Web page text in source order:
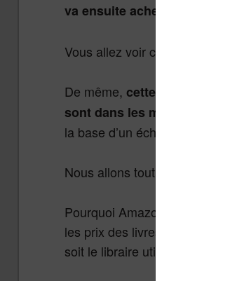
va ensuite acheter des
Vous allez voir c’est assez
De même, cette personne
sont dans les meilleures
la base d’un échantillon qui
Nous allons tout d’abord
Pourquoi Amazon ? Tout
les prix des livres. De toute
soit le libraire utilisé.